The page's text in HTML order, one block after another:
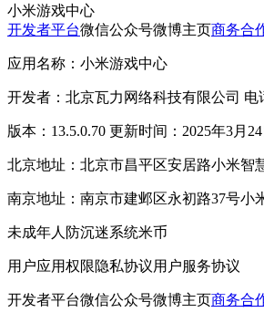
小米游戏中心
开发者平台微信公众号微博主页商务合
应用名称：小米游戏中心
开发者：北京瓦力网络科技有限公司 电
版本：13.5.0.70 更新时间：2025年3月24
北京地址：北京市昌平区安居路小米智
南京地址：南京市建邺区永初路37号小
未成年人防沉迷系统米币
用户应用权限隐私协议用户服务协议
开发者平台微信公众号微博主页商务合